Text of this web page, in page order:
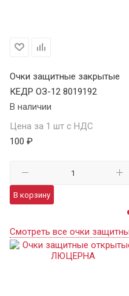
Очки защитные закрытые
КЕДР ОЗ-12 8019192
В наличии
Цена за 1 шт с НДС
100 ₽
В корзину
Смотреть все очки